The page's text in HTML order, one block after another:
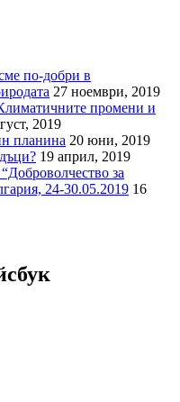
по-добри в
27 ноември, 2019
промени и
2019
планина 20 юни, 2019
19 април, 2019
за
24-30.05.2019 16